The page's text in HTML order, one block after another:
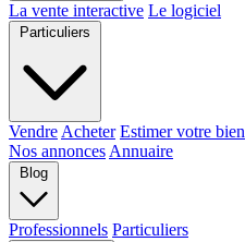
La vente interactive Le logiciel
Particuliers
Vendre Acheter Estimer votre bien
Nos annonces Annuaire
Blog
Professionnels Particuliers